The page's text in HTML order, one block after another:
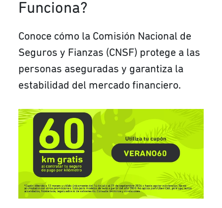
Funciona?
Conoce cómo la Comisión Nacional de
Seguros y Fianzas (CNSF) protege a las
personas aseguradas y garantiza la
estabilidad del mercado financiero.